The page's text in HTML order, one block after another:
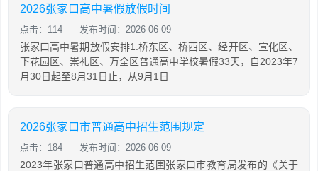
2026张家口高中暑假放假时间
点击：114 发布时间：2026-06-09
张家口高中暑期放假安排1.桥东区、桥西区、经开区、宣化区、
下花园区、崇礼区、万全区普通高中学校暑假33天，自2023年7
月30日起至8月31日止，从9月1日
2026张家口市普通高中招生范围规定
点击：184 发布时间：2026-06-09
2023年张家口普通高中招生范围张家口市教育局发布的《关于